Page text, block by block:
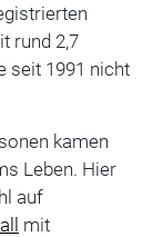
rund 2,7
seit 1991 nicht
kamen
Leben. Hier
auf
mit